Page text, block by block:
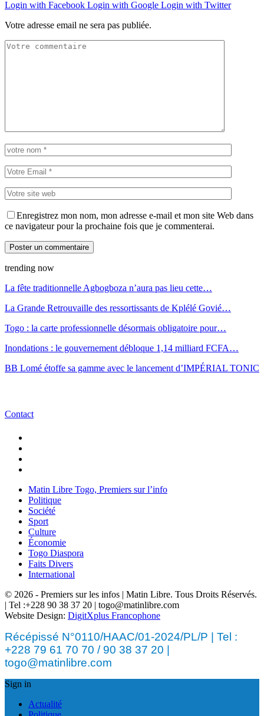
Login with Facebook Login with Google Login with Twitter
Votre adresse email ne sera pas publiée.
Enregistrez mon nom, mon adresse e-mail et mon site Web dans
ce navigateur pour la prochaine fois que je commenterai.
trending now
La fête traditionnelle Agbogboza n’aura pas lieu cette…
La Grande Retrouvaille des ressortissants de Kplélé Govié…
Togo : la carte professionnelle désormais obligatoire pour…
Inondations : le gouvernement débloque 1,14 milliard FCFA…
BB Lomé étoffe sa gamme avec le lancement d’IMPÉRIAL TONIC
Contact
Matin Libre Togo, Premiers sur l’info
Politique
Société
Sport
Culture
Économie
Togo Diaspora
Faits Divers
International
© 2026 - Premiers sur les infos | Matin Libre. Tous Droits Réservés.
| Tel :+228 90 38 37 20 | togo@matinlibre.com
Website Design: DigitXplus Francophone
Récépissé N°0110/HAAC/01-2024/PL/P | Tel :
+228 79 61 70 70 / 90 38 37 20 |
togo@matinlibre.com
Sign in
Actualité